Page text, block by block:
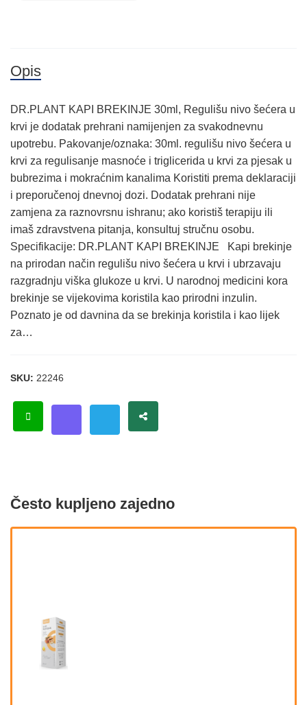
Opis
DR.PLANT KAPI BREKINJE 30ml, Regulišu nivo šećera u
krvi je dodatak prehrani namijenjen za svakodnevnu
upotrebu. Pakovanje/oznaka: 30ml. regulišu nivo šećera u
krvi za regulisanje masnoće i triglicerida u krvi za pjesak u
bubrezima i mokraćnim kanalima Koristiti prema deklaraciji
i preporučenoj dnevnoj dozi. Dodatak prehrani nije
zamjena za raznovrsnu ishranu; ako koristiš terapiju ili
imaš zdravstvena pitanja, konsultuj stručnu osobu.
Specifikacije: DR.PLANT KAPI BREKINJE Kapi brekinje
na prirodan način regulišu nivo šećera u krvi i ubrzavaju
razgradnju viška glukoze u krvi. U narodnoj medicini kora
brekinje se vijekovima koristila kao prirodni inzulin.
Poznato je od davnina da se brekinja koristila i kao lijek
za…
SKU: 22246
Često kupljeno zajedno